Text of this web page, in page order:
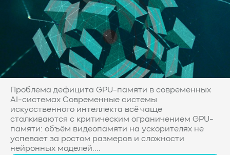
Проблема дефицита GPU-памяти в современных
AI-системах Современные системы
искусственного интеллекта всё чаще
сталкиваются с критическим ограничением GPU-
памяти: объём видеопамяти на ускорителях не
успевает за ростом размеров и сложности
нейронных моделей....